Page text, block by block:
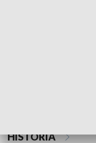
HISTORIA